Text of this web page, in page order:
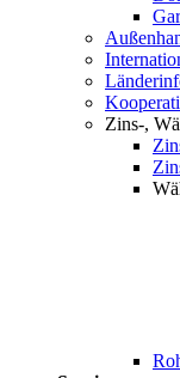
Zins-,